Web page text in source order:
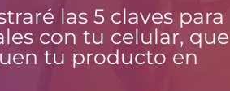
las 5 claves para
con tu celular, que
tu producto en